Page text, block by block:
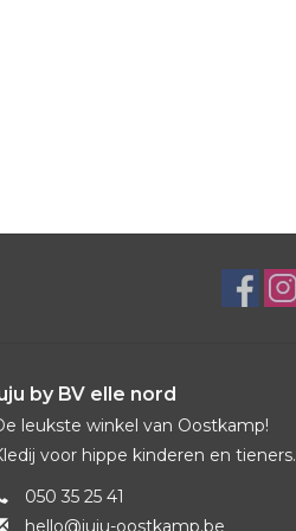
by BV elle nord
leukste winkel van Oostkamp!
voor hippe kinderen en tieners.
050 35 25 41
hello@juju-oostkamp.be